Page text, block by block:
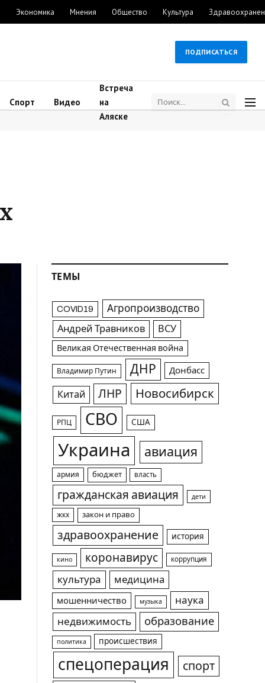
Экономика Мнения Общество Культура
ПОДПИСАТЬСЯ
Спорт Видео
Встреча
на
Аляске
ТЕМЫ
COVID19 Агропроизводство
Андрей Травников ВСУ
Великая Отечественная война
Владимир Путин ДНР Донбасс
Китай ЛНР Новосибирск
РПЦ СВО США
Украина авиация
армия бюджет власть
гражданская авиация дети
жкх закон и право
здравоохранение история
кино коронавирус коррупция
культура медицина
мошенничество музыка
наука
недвижимость
образование
политика происшествия
спецоперация спорт